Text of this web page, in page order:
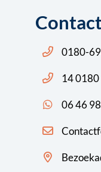
Bel ons: 14
0180-
Bel ons: 14 0180
14 0180
App ons: 06
06 46